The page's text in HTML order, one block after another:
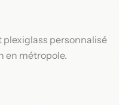
personnalisé
en métropole.